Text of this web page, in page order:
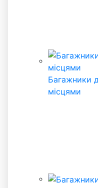
Багажники
місцями